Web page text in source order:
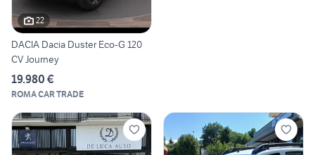
22
DACIA Dacia Duster Eco-G 120
CV Journey
19.980 €
ROMA CAR TRADE